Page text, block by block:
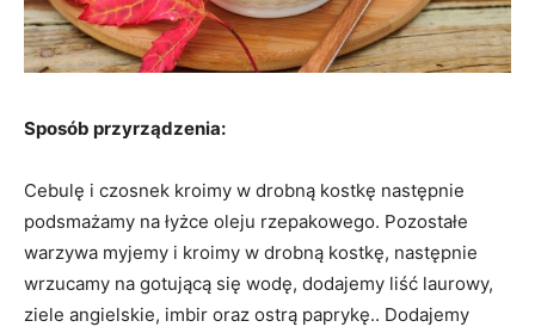
Sposób przyrządzenia:
Cebulę i czosnek kroimy w drobną kostkę następnie
podsmażamy na łyżce oleju rzepakowego. Pozostałe
warzywa myjemy i kroimy w drobną kostkę, następnie
wrzucamy na gotującą się wodę, dodajemy liść laurowy,
ziele angielskie, imbir oraz ostrą paprykę.. Dodajemy